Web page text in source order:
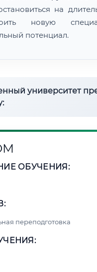
на
новую
потенциал.
университет
ОБУЧЕНИЯ:
переподготовка